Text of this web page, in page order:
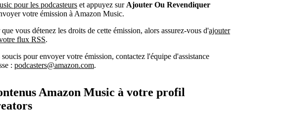
pour les podcasteurs et appuyez sur Ajouter Ou Revendiquer
votre émission à Amazon Music.
vous détenez les droits de cette émission, alors assurez-vous d'ajouter
flux RSS.
pour envoyer votre émission, contactez l'équipe d'assistance
: podcasters@amazon.com.
Amazon Music à votre profil